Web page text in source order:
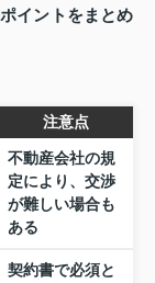
イントをまとめ
注意点
不動産会社の規
定により、交渉
が難しい場合も
ある
契約書で必須と